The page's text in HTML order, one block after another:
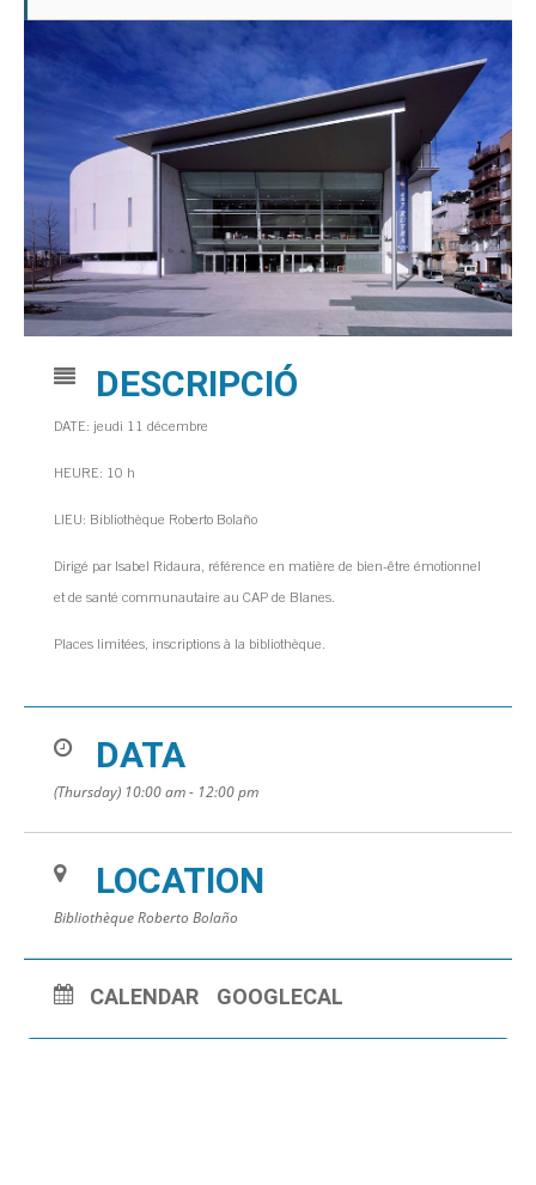
DESCRIPCIÓ
DATE: jeudi 11 décembre
HEURE: 10 h
LIEU: Bibliothèque Roberto Bolaño
Dirigé par Isabel Ridaura, référence en matière de bien-être émotionnel
et de santé communautaire au CAP de Blanes.
Places limitées, inscriptions à la bibliothèque.
DATA
(Thursday) 10:00 am - 12:00 pm
LOCATION
Bibliothèque Roberto Bolaño
CALENDAR GOOGLECAL